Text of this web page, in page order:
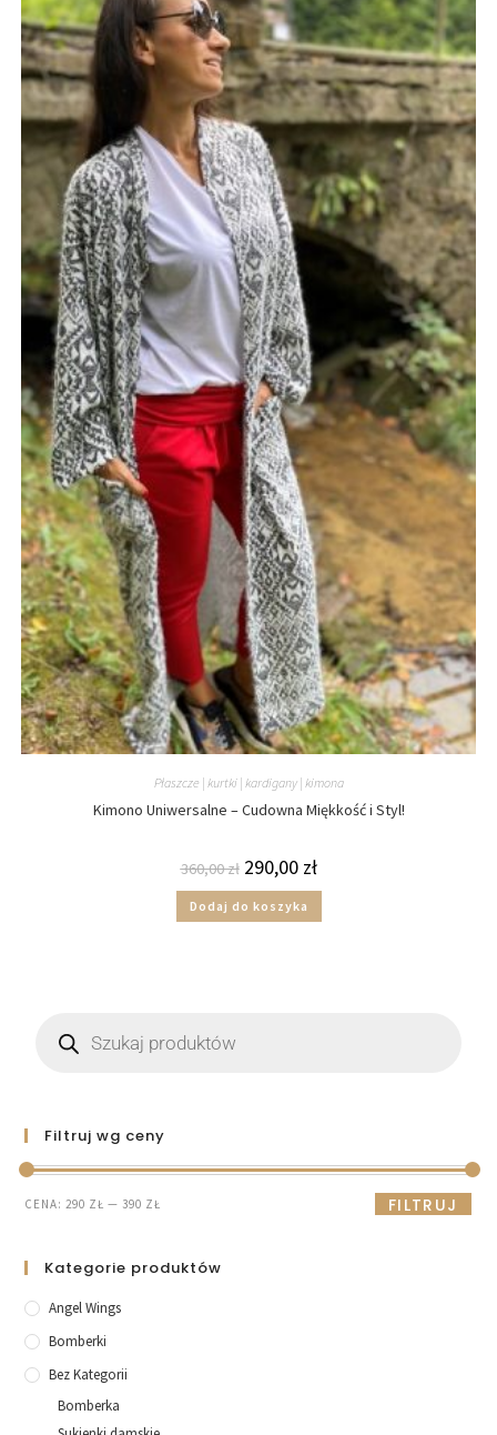
Płaszcze | kurtki | kardigany | kimona
Kimono Uniwersalne – Cudowna Miękkość i Styl!
360,00zł 290,00 zł
Dodaj do koszyka
Filtruj wg ceny
FILTRUJ
CENA:290 ZŁ — 390 ZŁ
Kategorie produktów
Angel Wings
Bomberki
Bez Kategorii
Bomberka